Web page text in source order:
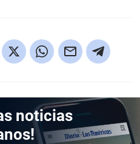
noticias